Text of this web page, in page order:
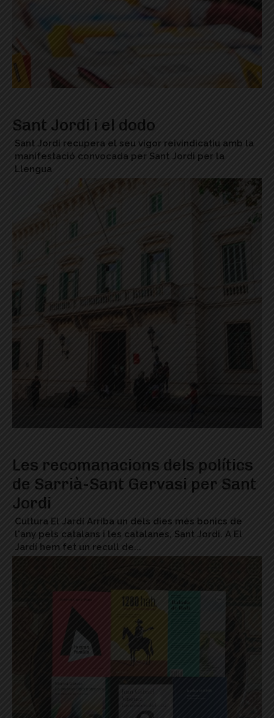
Sant Jordi i el dodo
Sant Jordi recupera el seu vigor reivindicatiu amb la
manifestació convocada per Sant Jordi per la
Llengua
Les recomanacions dels polítics
de Sarrià-Sant Gervasi per Sant
Jordi
Cultura El Jardí Arriba un dels dies més bonics de
l'any pels catalans i les catalanes, Sant Jordi. A El
Jardí hem fet un recull de...